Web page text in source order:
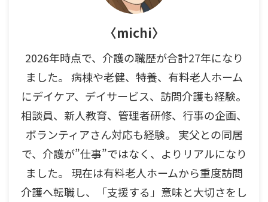
〈michi〉
2026年時点で、介護の職歴が合計27年になり
ました。 病棟や老健、特養、有料老人ホーム
にデイケア、デイサービス、訪問介護も経験。
相談員、新人教育、管理者研修、行事の企画、
ボランティアさん対応も経験。 実父との同居
で、介護が”仕事”ではなく、よりリアルになり
ました。 現在は有料老人ホームから重度訪問
介護へ転職し、「支援する」意味と大切さをし